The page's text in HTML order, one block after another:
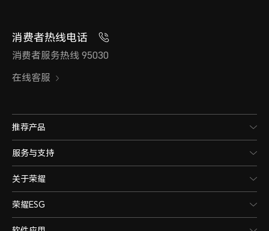
消费者热线电话
消费者服务热线 95030
在线客服
推荐产品
服务与支持
关于荣耀
荣耀ESG